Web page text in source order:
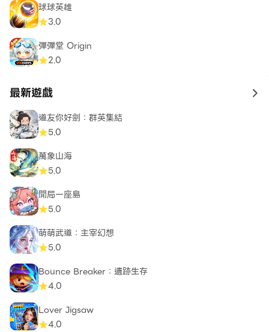
球球英雄
3.0
彈彈堂 Origin
2.0
最新遊戲 to
道友你好劍：群英集結
5.0
萬象山海
5.0
開局一座島
5.0
萌萌武道：主宰幻想
5.0
Bounce Breaker：遺跡生存
4.0
Lover Jigsaw
4.0